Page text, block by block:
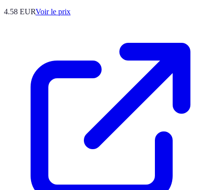
4.58 EURVoir le prix